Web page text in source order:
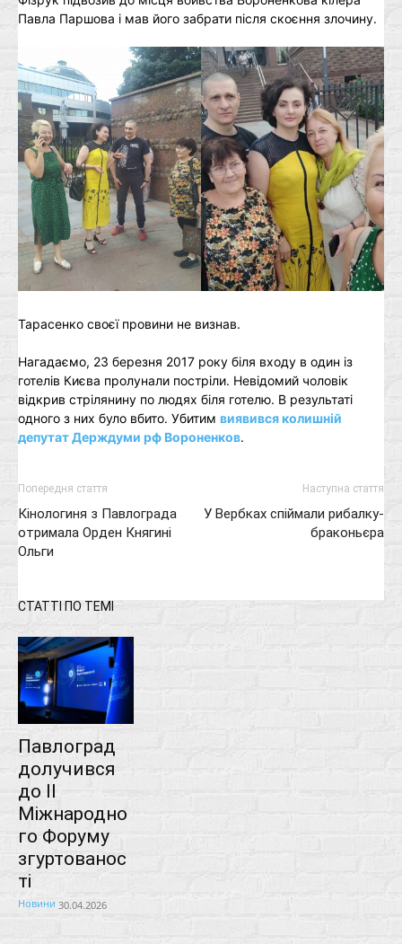
Павла Паршова і мав його забрати після скоєння злочину.
Тарасенко своєї провини не визнав.
Нагадаємо, 23 березня 2017 року біля входу в один із
готелів Києва пролунали постріли. Невідомий чоловік
відкрив стрілянину по людях біля готелю. В результаті
одного з них було вбито. Убитим виявився колишній
депутат Держдуми рф Вороненков.
Попередня стаття
Кінологиня з Павлограда
отримала Орден Княгині
Ольги
Наступна стаття
У Вербках спіймали рибалку-
браконьєра
СТАТТІ ПО ТЕМІ
Павлоград
долучився
до ІІ
Міжнародно
го Форуму
згуртованос
ті
Новини 30.04.2026